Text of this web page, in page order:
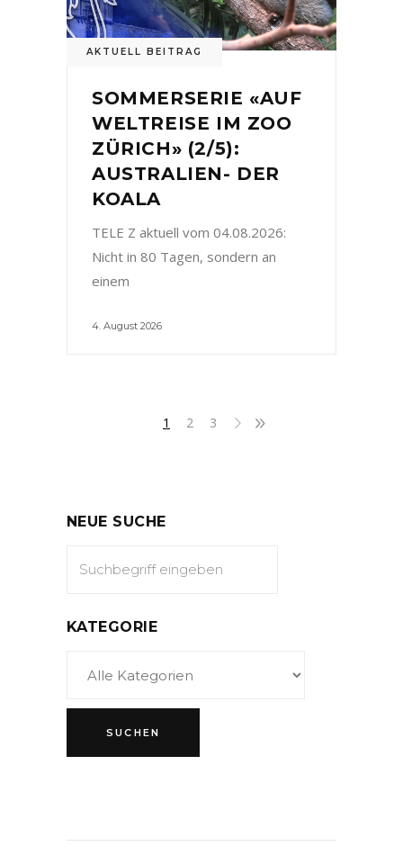
AKTUELL BEITRAG
SOMMERSERIE «AUF
WELTREISE IM ZOO
ZÜRICH» (2/5):
AUSTRALIEN- DER
KOALA
TELE Z aktuell vom 04.08.2026:
Nicht in 80 Tagen, sondern an
einem
4. August 2026
1 2 3
NEUE SUCHE
KATEGORIE